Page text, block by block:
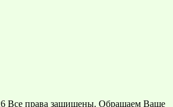
Все права защищены. Обращаем Ваше